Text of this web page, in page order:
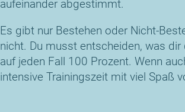
aufeinander abgestimmt.
Es gibt nur Bestehen oder Nicht-
nicht. Du musst entscheiden, was
auf jeden Fall 100 Prozent. Wenn
intensive Trainingszeit mit viel Spaß